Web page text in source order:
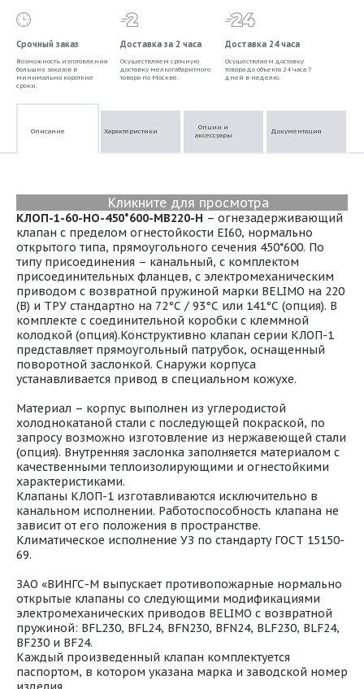
Срочный заказ
Возможность изготовления
больших заказов в
минимально короткие
сроки.
Доставка за 2 часа
Осуществляем срочную
доставку мелкогабаритного
товара по Москве.
Доставка 24 часа
Осуществляем доставку
товара до объекта 24 часа 7
дней в неделю.
Описание Характеристики
Опции и
аксессуары
Документация
Кликните для просмотра
КЛОП-1-60-НО-450*600-МВ220-H – огнезадерживающий
клапан с пределом огнестойкости EI60, нормально
открытого типа, прямоугольного сечения 450*600. По
типу присоединения – канальный, с комплектом
присоединительных фланцев, с электромеханическим
приводом с возвратной пружиной марки BELIMO на 220
(В) и ТРУ стандартно на 72°С / 93°С или 141°С (опция). В
комплекте с соединительной коробки с клеммной
колодкой (опция).Конструктивно клапан серии КЛОП-1
представляет прямоугольный патрубок, оснащенный
поворотной заслонкой. Снаружи корпуса
устанавливается привод в специальном кожухе.
Материал – корпус выполнен из углеродистой
холоднокатаной стали с последующей покраской, по
запросу возможно изготовление из нержавеющей стали
(опция). Внутренняя заслонка заполняется материалом с
качественными теплоизолирующими и огнестойкими
характеристиками.
Клапаны КЛОП-1 изготавливаются исключительно в
канальном исполнении. Работоспособность клапана не
зависит от его положения в пространстве.
Климатическое исполнение УЗ по стандарту ГОСТ 15150-
69.
ЗАО «ВИНГС-М выпускает противопожарные нормально
открытые клапаны со следующими модификациями
электромеханических приводов BELIMO с возвратной
пружиной: BFL230, BFL24, BFN230, BFN24, BLF230, BLF24,
BF230 и BF24.
Каждый произведенный клапан комплектуется
паспортом, в котором указана марка и заводской номер